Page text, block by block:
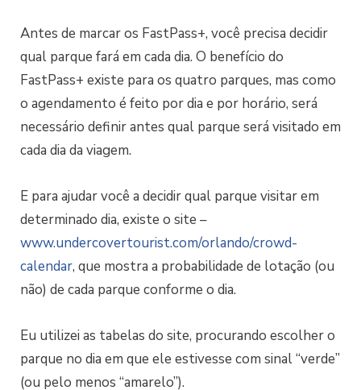
Antes de marcar os FastPass+, você precisa decidir
qual parque fará em cada dia. O benefício do
FastPass+ existe para os quatro parques, mas como
o agendamento é feito por dia e por horário, será
necessário definir antes qual parque será visitado em
cada dia da viagem.
E para ajudar você a decidir qual parque visitar em
determinado dia, existe o site –
www.undercovertourist.com/orlando/crowd-
calendar, que mostra a probabilidade de lotação (ou
não) de cada parque conforme o dia.
Eu utilizei as tabelas do site, procurando escolher o
parque no dia em que ele estivesse com sinal “verde”
(ou pelo menos “amarelo”).